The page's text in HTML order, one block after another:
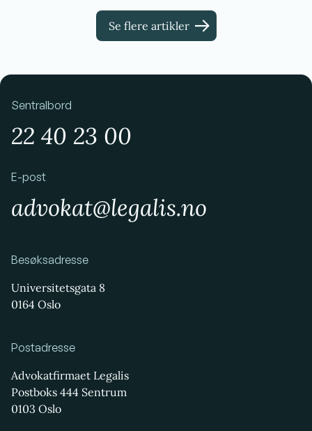
Se flere artikler
Sentralbord
22 40 23 00
E-post
advokat@legalis.no
Besøksadresse
Universitetsgata 8
0164 Oslo
Postadresse
Advokatfirmaet Legalis
Postboks 444 Sentrum
0103 Oslo